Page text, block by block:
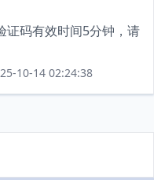
证码有效时间5分钟，请
10-14 02:24:38